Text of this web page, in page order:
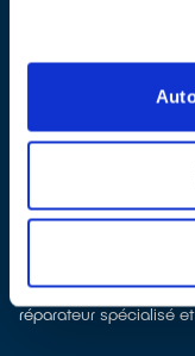
Pour trouver un
autre appareils
TROUVER UN
En cliquant sur la
Réfrigérateur, lave-
smartphone, outils
réparateur spécialisé